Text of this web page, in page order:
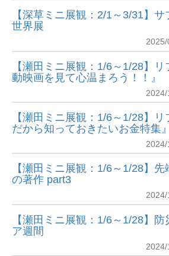
【深草ミニ展観：2/1～3/31】
世界展
【瀬田ミニ展観：1/6～1/28】
動映画を見て心温まろう！！』
【瀬田ミニ展観：1/6～1/28】
だから知っておきたいお金特集』
【瀬田ミニ展観：1/6～1/28】
の著作 part3
2024/
【瀬田ミニ展観：1/6～1/28】
ア週間